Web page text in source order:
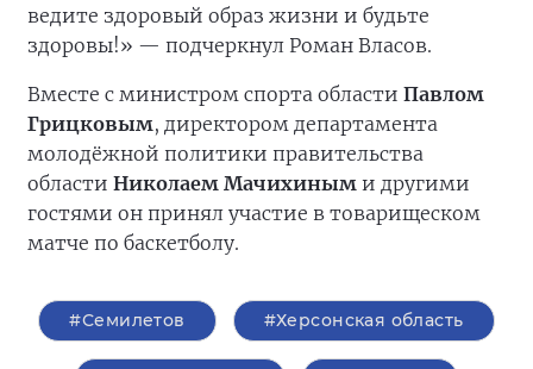
ведите здоровый образ жизни и будьте
здоровы!» — подчеркнул Роман Власов.
Вместе с министром спорта области Павлом
Грицковым, директором департамента
молодёжной политики правительства
области Николаем Мачихиным и другими
гостями он принял участие в товарищеском
матче по баскетболу.
#Семилетов #Херсонская область